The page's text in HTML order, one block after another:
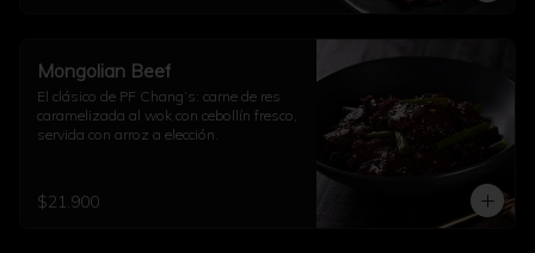
Mongolian Beef
El clásico de PF Chang’s: carne de res
caramelizada al wok con cebollín fresco,
servida con arroz a elección.
$21.900